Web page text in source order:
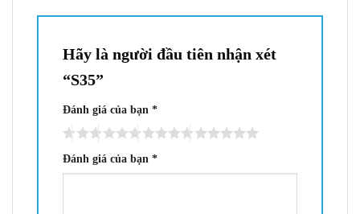
Hãy là người đầu tiên nhận xét
“S35”
Đánh giá của bạn *
Đánh giá của bạn *